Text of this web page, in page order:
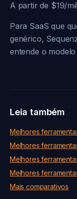
A partir de $19/
Para SaaS que
genérico,
entende o
Leia também
Melhores
Melhores
Melhores
Melhores
Mais comparativos